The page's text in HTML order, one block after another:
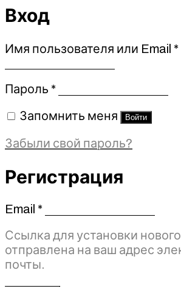
Вход
Имя пользователя или Email *
Пароль *Обязательно
Запомнить меня Войти
Забыли свой пароль?
Регистрация
Email *Обязательно
Ссылка для установки
отправлена ​​на ваш адрес
почты.